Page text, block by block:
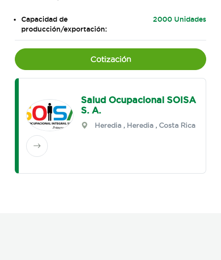
Capacidad de
producción/exportación:
2000 Unidades
Cotización
Salud Ocupacional SOISA
S. A.
Heredia , Heredia , Costa Rica